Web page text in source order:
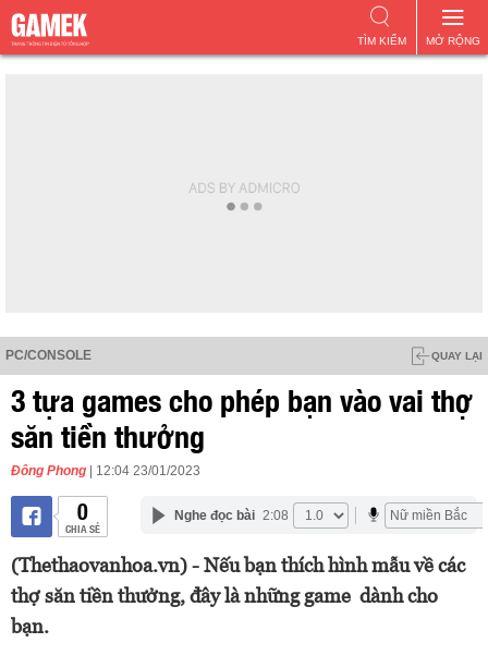
MỞ RỘNG
TÌM KIẾM
PC/CONSOLE QUAY LẠI
3 tựa games cho phép bạn vào vai thợ
săn tiền thưởng
Đông Phong | 12:04 23/01/2023
0
CHIA SẺ
Nghe đọc bài 2:08
(Thethaovanhoa.vn) - Nếu bạn thích hình mẫu về các
thợ săn tiền thưởng, đây là những game dành cho
bạn.